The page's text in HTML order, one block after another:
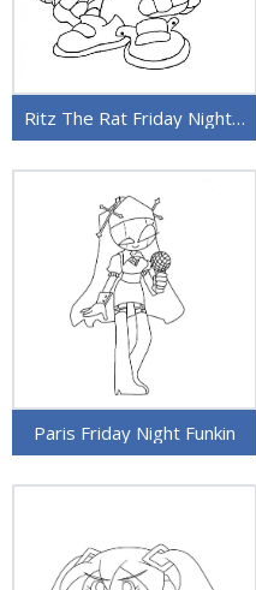
Ritz The Rat Friday Night Funkin
Paris Friday Night Funkin